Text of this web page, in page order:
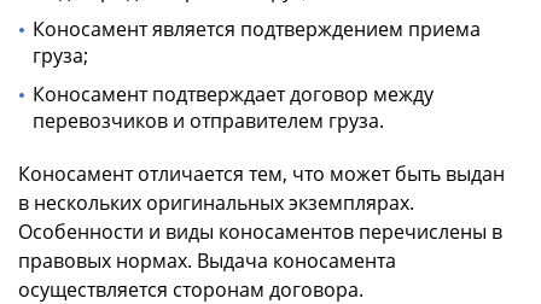
Коносамент является подтверждением приема
груза;
Коносамент подтверждает договор между
перевозчиков и отправителем груза.
Коносамент отличается тем, что может быть выдан
в нескольких оригинальных экземплярах.
Особенности и виды коносаментов перечислены в
правовых нормах. Выдача коносамента
осуществляется сторонам договора.